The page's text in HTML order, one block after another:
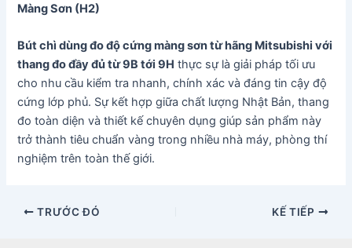
Màng Sơn (H2)
Bút chì dùng đo độ cứng màng sơn từ hãng Mitsubishi với
thang đo đầy đủ từ 9B tới 9H thực sự là giải pháp tối ưu
cho nhu cầu kiểm tra nhanh, chính xác và đáng tin cậy độ
cứng lớp phủ. Sự kết hợp giữa chất lượng Nhật Bản, thang
đo toàn diện và thiết kế chuyên dụng giúp sản phẩm này
trở thành tiêu chuẩn vàng trong nhiều nhà máy, phòng thí
nghiệm trên toàn thế giới.
Điều
TRƯỚC ĐÓ KẾ TIẾP